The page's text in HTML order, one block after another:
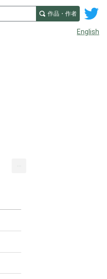
作品・作者
English